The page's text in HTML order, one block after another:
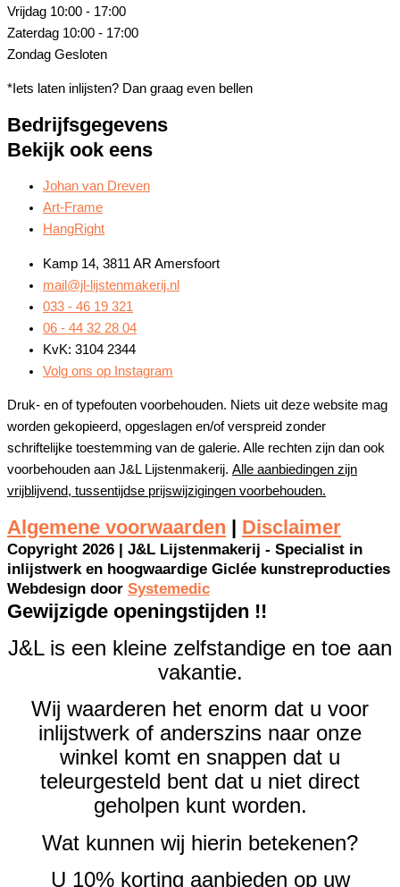
Vrijdag 10:00 - 17:00
Zaterdag 10:00 - 17:00
Zondag Gesloten
*Iets laten inlijsten? Dan graag even bellen
Bedrijfsgegevens
Bekijk ook eens
Johan van Dreven
Art-Frame
HangRight
Kamp 14, 3811 AR Amersfoort
mail@jl-lijstenmakerij.nl
033 - 46 19 321
06 - 44 32 28 04
KvK: 3104 2344
Volg ons op Instagram
Druk- en of typefouten voorbehouden. Niets uit deze website mag
worden gekopieerd, opgeslagen en/of verspreid zonder
schriftelijke toestemming van de galerie. Alle rechten zijn dan ook
voorbehouden aan J&L Lijstenmakerij. Alle aanbiedingen zijn
vrijblijvend, tussentijdse prijswijzigingen voorbehouden.
Algemene voorwaarden | Disclaimer
Copyright 2026 | J&L Lijstenmakerij - Specialist in
inlijstwerk en hoogwaardige Giclée kunstreproducties
Webdesign door Systemedic
Gewijzigde openingstijden !!
J&L is een kleine zelfstandige en toe aan
vakantie.
Wij waarderen het enorm dat u voor
inlijstwerk of anderszins naar onze
winkel komt en snappen dat u
teleurgesteld bent dat u niet direct
geholpen kunt worden.
Wat kunnen wij hierin betekenen?
U 10% korting aanbieden op uw